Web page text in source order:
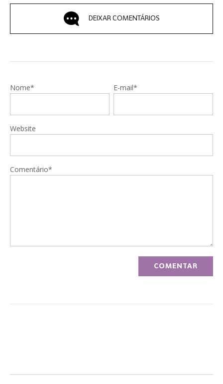
DEIXAR COMENTÁRIOS
Nome* E-mail*
Website
Comentário*